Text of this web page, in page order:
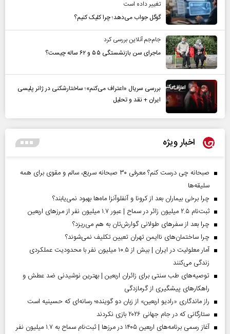
تغییر داده است
گوگل جواب می‌دهد؛ چرا کلیک کنیم؟
جام‌جم آنلاین بررسی کرد
ماجرای سن بازنشستگی ۵۵ و ۶۲ ساله چیست؟
بررسی سریال «اعتراف می‌کنم»؛ ساختارشکنی در ژانر پلیسی
ایران + نقد و تحلیل
اخبار ویژه
صبحانه چی درست کنم؟ معرفی ۳۰ صبحانه سریع، سالم و مقوی برای همه
سلیقه‌ها
چرا برخی بیماران بعد از کرونا و آنفلوآنزا ماه‌ها بهبود نمی‌یابند؟
ثبت‌نام ۲.۵ میلیون زائر در سماح | عبور ۱.۷ میلیون نفر از مرز‌های اربعین
چرا بعد از سفرهای طولانی گوارش‌تان به هم می‌ریزد؟
چرا ساختمان‌های ناایمن تهران تعیین تکلیف نمی‌شوند؟
آمار معلولیت در ایران | بیش از ۱۰.۵ میلیون نفر با محدودیت عملکردی
زندگی می‌کنند
توصیه‌های طب سنتی برای زائران اربعین | بهترین نوشیدنی ضد عطش و
راهکارهای پیشگیری از گرمازدگی
راز ماندگاری «رادیو اربعین» از زبان دو گوینده؛ رسانه‌ای که حسینیه است
ستارگانی که در جام جهانی ۲۰۲۶ بازی نکردند
آغاز رسمی برنامه‌های اربعین ۱۴۰۵ در مرز‌ها | ثبت‌نام سماح به ۱.۷ میلیون نفر